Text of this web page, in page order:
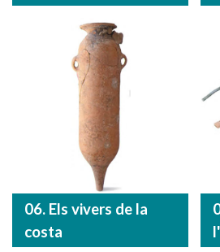
06. Els vivers de la
costa